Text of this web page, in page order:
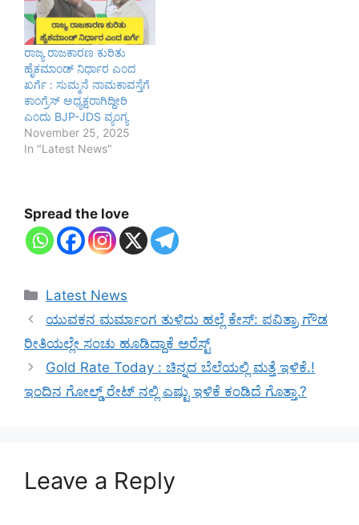
ರಾಜ್ಯ ರಾಜಕಾರಣ ಕುರಿತು
ಹೈಕಮಾಂಡ್ ನಿರ್ಧಾರ ಎಂದ
ಖರ್ಗೆ : ಸುಮ್ಮನೆ ನಾಮಕಾವಸ್ತೆಗೆ
ಕಾಂಗ್ರೆಸ್ ಅಧ್ಯಕ್ಷರಾಗಿದ್ದೀರಿ
ಎಂದು BJP-JDS ವ್ಯಂಗ್ಯ
November 25, 2025
In "Latest News"
Spread the love
Categories
Latest News
ಯುವಕನ ಮರ್ಮಾಂಗ ತುಳಿದು ಹಲ್ಲೆ ಕೇಸ್: ಪವಿತ್ರಾ ಗೌಡ
ರೀತಿಯಲ್ಲೇ ಸಂಚು ಹೂಡಿದ್ದಾಕೆ ಅರೆಸ್ಟ್
Gold Rate Today : ಚಿನ್ನದ ಬೆಲೆಯಲ್ಲಿ ಮತ್ತೆ ಇಳಿಕೆ.!
ಇಂದಿನ ಗೋಲ್ಡ್ ರೇಟ್ ನಲ್ಲಿ ಎಷ್ಟು ಇಳಿಕೆ ಕಂಡಿದೆ ಗೊತ್ತಾ.?
Leave a Reply